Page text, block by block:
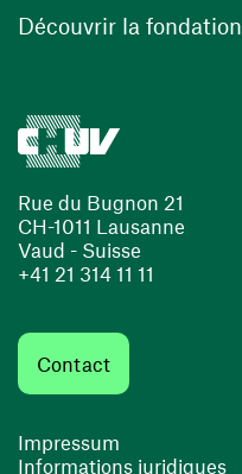
Rue du Bugnon 21
CH-1011 Lausanne
Vaud - Suisse
+41 21 314 11 11
Contact
Impressum
Informations juridiques
Découvrir la fondation